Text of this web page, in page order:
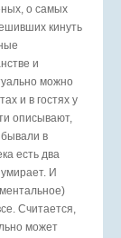
о самых
кинуть
и
можно
и в гостях у
описывают,
бывали в
есть два
И
Считается,
может